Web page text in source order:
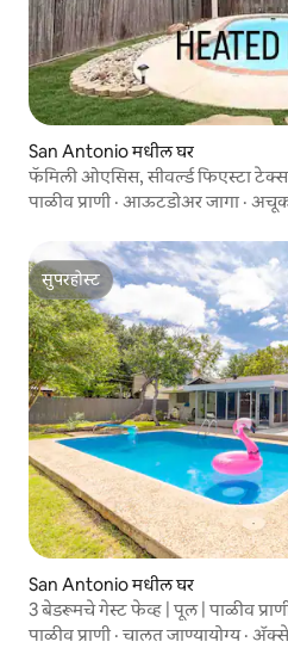
San Antonio मधील घर
फॅमिली ओएसिस, सीवर्ल्ड फिएस्टा
पाळीव प्राणी · आऊटडोअर जागा ·
सुपरहोस्ट
सुपरहोस्ट
San Antonio मधील घर
3 बेडरूमचे गेस्ट फेव्ह | पूल | पाळीव
जवळ
पाळीव प्राणी ·चालत जाण्यायोग्य·